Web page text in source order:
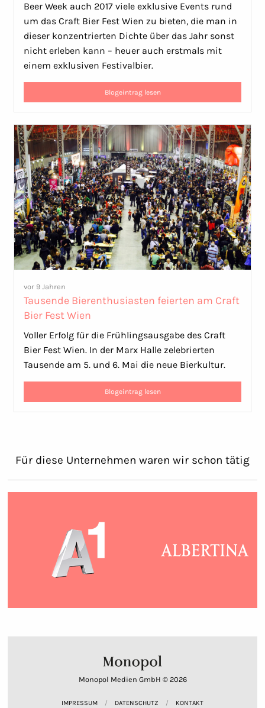
Beer Week auch 2017 viele exklusive Events rund
um das Craft Bier Fest Wien zu bieten, die man in
dieser konzentrierten Dichte über das Jahr sonst
nicht erleben kann – heuer auch erstmals mit
einem exklusiven Festivalbier.
Blogeintrag lesen
vor 9 Jahren
Tausende Bierenthusiasten feierten am Craft
Bier Fest Wien
Voller Erfolg für die Frühlingsausgabe des Craft
Bier Fest Wien. In der Marx Halle zelebrierten
Tausende am 5. und 6. Mai die neue Bierkultur.
Blogeintrag lesen
Für diese Unternehmen waren wir schon tätig
Monopol Medien GmbH © 2026
IMPRESSUM DATENSCHUTZ KONTAKT